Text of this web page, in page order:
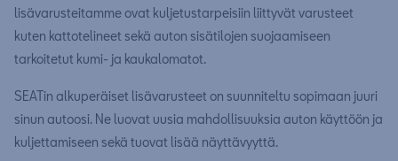
lisävarusteitamme ovat kuljetustarpeisiin liittyvät varusteet
kuten kattotelineet sekä auton sisätilojen suojaamiseen
tarkoitetut kumi- ja kaukalomatot.
SEATin alkuperäiset lisävarusteet on suunniteltu sopimaan juuri
sinun autoosi. Ne luovat uusia mahdollisuuksia auton käyttöön ja
kuljettamiseen sekä tuovat lisää näyttävyyttä.